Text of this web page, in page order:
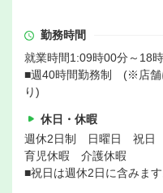
勤務時間
就業時間1:09時00分～18
■週40時間勤務制 (※店舗
り)
休日・休暇
週休2日制 日曜日 祝日
育児休暇 介護休暇
■祝日は週休2日に含みます